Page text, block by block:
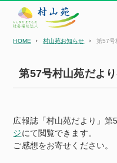
HOME 村山苑お知らせ 第57号
第57号村山苑だよ
広報誌「村山苑だより」第
ジにて閲覧できます。
ご感想をお寄せください。